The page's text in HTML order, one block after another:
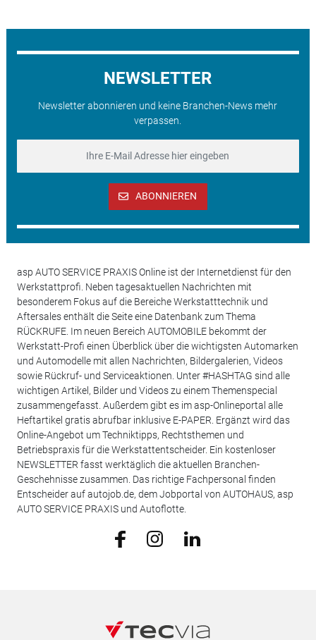
NEWSLETTER
Newsletter abonnieren und keine Branchen-News mehr
verpassen.
ABONNIEREN
asp AUTO SERVICE PRAXIS Online ist der Internetdienst für den
Werkstattprofi. Neben tagesaktuellen Nachrichten mit
besonderem Fokus auf die Bereiche Werkstatttechnik und
Aftersales enthält die Seite eine Datenbank zum Thema
RÜCKRUFE. Im neuen Bereich AUTOMOBILE bekommt der
Werkstatt-Profi einen Überblick über die wichtigsten Automarken
und Automodelle mit allen Nachrichten, Bildergalerien, Videos
sowie Rückruf- und Serviceaktionen. Unter #HASHTAG sind alle
wichtigen Artikel, Bilder und Videos zu einem Themenspecial
zusammengefasst. Außerdem gibt es im asp-Onlineportal alle
Heftartikel gratis abrufbar inklusive E-PAPER. Ergänzt wird das
Online-Angebot um Techniktipps, Rechtsthemen und
Betriebspraxis für die Werkstattentscheider. Ein kostenloser
NEWSLETTER fasst werktäglich die aktuellen Branchen-
Geschehnisse zusammen. Das richtige Fachpersonal finden
Entscheider auf autojob.de, dem Jobportal von AUTOHAUS, asp
AUTO SERVICE PRAXIS und Autoflotte.